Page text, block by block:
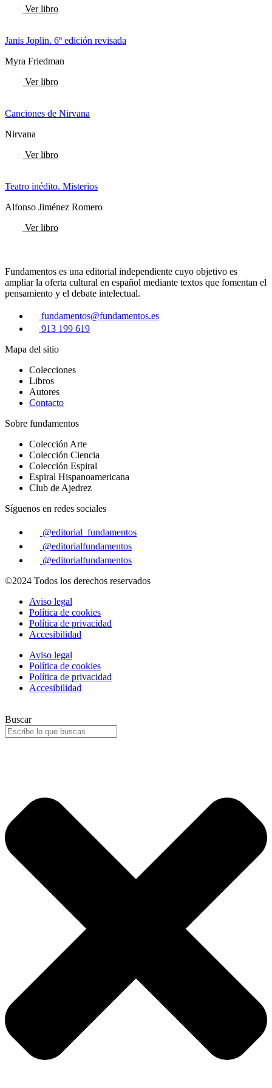
Ver libro
Janis Joplin. 6º edición revisada
Myra Friedman
Ver libro
Canciones de Nirvana
Nirvana
Ver libro
Teatro inédito. Misterios
Alfonso Jiménez Romero
Ver libro
Fundamentos es una editorial independiente cuyo objetivo es
ampliar la oferta cultural en español mediante textos que fomentan el
pensamiento y el debate intelectual.
fundamentos@fundamentos.es
913 199 619
Mapa del sitio
Colecciones
Libros
Autores
Contacto
Sobre fundamentos
Colección Arte
Colección Ciencia
Colección Espiral
Espiral Hispanoamericana
Club de Ajedrez
Síguenos en redes sociales
@editorial_fundamentos
@editorialfundamentos
@editorialfundamentos
©2024 Todos los derechos reservados
Aviso legal
Política de cookies
Política de privacidad
Accesibilidad
Aviso legal
Política de cookies
Política de privacidad
Accesibilidad
Buscar